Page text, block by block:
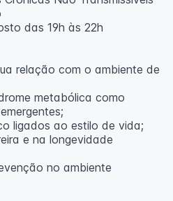
das 19h às 22h
relação com o ambiente de
metabólica como
ligados ao estilo de vida;
e na longevidade
no ambiente